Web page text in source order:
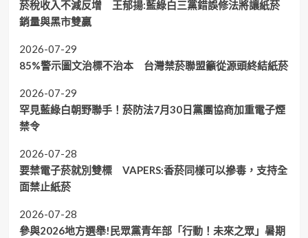
菸稅收入不減反增 王郁揚:藍綠白三黨錯誤修法將讓紙菸
銷量與黑市雙贏
2026-07-29
85%警示圖文治標不治本 台灣禁菸聯盟籲從源頭終結紙菸
2026-07-29
罕見藍綠白朝野聯手！菸防法7月30日黨團協商加重電子煙
禁令
2026-07-28
要禁電子菸就別雙標 VAPERS:香菸同樣可以摻毒，支持全
面禁止紙菸
2026-07-28
參與2026地方選舉!民眾黨青年部「行動！未來之眾」暑期